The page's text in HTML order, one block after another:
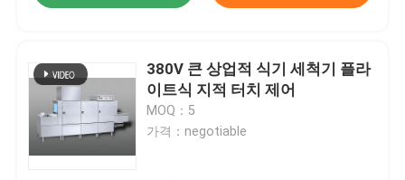
380V 큰 상업적 식기 세척기 플라
이트식 지적 터치 제어
MOQ：5
가격：negotiable